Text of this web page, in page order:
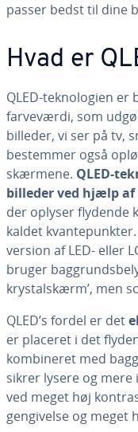
passer bedst til dine
Hvad er
QLED-tek­no­lo­gi­en er
far­ve­vær­di, som
billeder, vi ser på tv,
bestemmer også
skærmene. QLED-
billeder ved hjælp af
der oplyser flydende
kaldet
version af LED- eller
bruger
krystalskærm’, men
QLED’s fordel er det
er placeret i det
kom­bi­ne­ret med
sikrer lysere og
ved meget høj
gen­gi­vel­se og meget